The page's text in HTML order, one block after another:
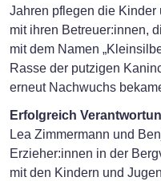
Jahren pflegen die
mit ihren Betreuer:innen,
mit dem Namen
Rasse der putzigen
erneut Nachwuchs
Erfolgreich
Lea Zimmermann und
Erzieher:innen in der
mit den Kindern und